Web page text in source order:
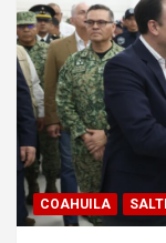
COAHUILA